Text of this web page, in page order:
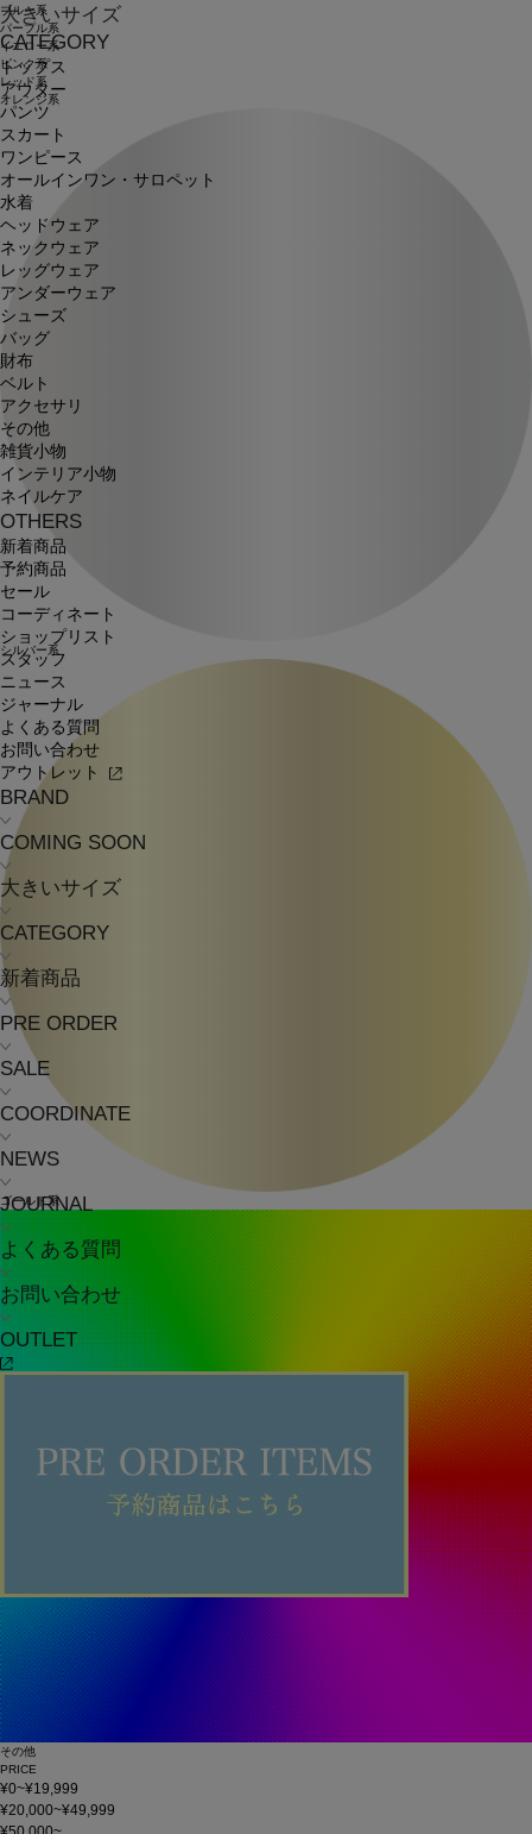
大きいサイズ
CATEGORY
トップス
アウター
パンツ
スカート
ワンピース
オールインワン・サロペット
水着
ヘッドウェア
ネックウェア
レッグウェア
アンダーウェア
シューズ
バッグ
財布
ベルト
アクセサリ
その他
雑貨小物
インテリア小物
ネイルケア
OTHERS
新着商品
予約商品
セール
コーディネート
ショップリスト
スタッフ
ニュース
ジャーナル
よくある質問
お問い合わせ
アウトレット
BRAND
COMING SOON
大きいサイズ
CATEGORY
新着商品
PRE ORDER
SALE
COORDINATE
NEWS
JOURNAL
よくある質問
お問い合わせ
OUTLET
ブルー系
パープル系
イエロー系
ピンク系
レッド系
オレンジ系
シルバー系
ゴールド系
その他
PRICE
¥0~¥19,999
¥20,000~¥49,999